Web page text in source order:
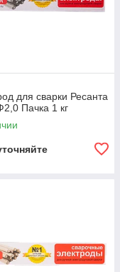
для сварки Ресанта
Пачка 1 кг